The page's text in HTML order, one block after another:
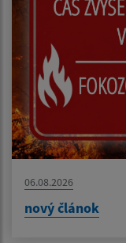
06.08.2026
nový článok